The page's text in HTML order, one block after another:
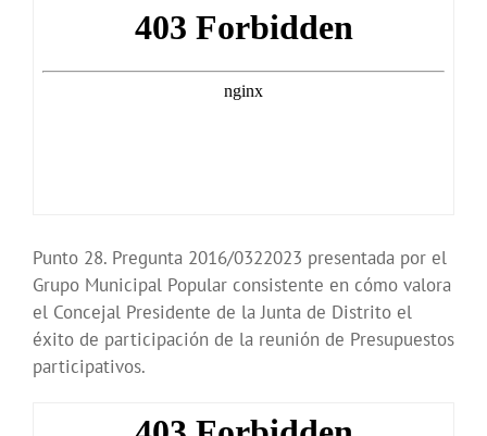
Punto 28. Pregunta 2016/0322023 presentada por el
Grupo Municipal Popular consistente en cómo valora
el Concejal Presidente de la Junta de Distrito el
éxito de participación de la reunión de Presupuestos
participativos.